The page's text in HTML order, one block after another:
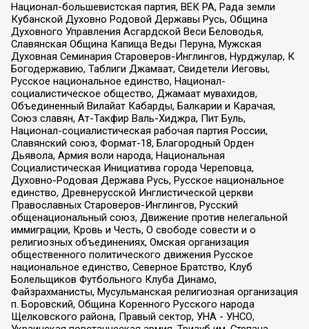
Национал-большевистская партия, ВЕК РА, Рада земли
Кубанской Духовно Родовой Державы Русь, Община
Духовного Управления Асгардской Веси Беловодья,
Славянская Община Капища Веды Перуна, Мужская
Духовная Семинария Староверов-Инглингов, Нурджулар, К
Богодержавию, Таблиги Джамаат, Свидетели Иеговы,
Русское национальное единство, Национал-
социалистическое общество, Джамаат мувахидов,
Объединенный Вилайат Кабарды, Балкарии и Карачая,
Союз славян, Ат-Такфир Валь-Хиджра, Пит Буль,
Национал-социалистическая рабочая партия России,
Славянский союз, Формат-18, Благородный Орден
Дьявола, Армия воли народа, Национальная
Социалистическая Инициатива города Череповца,
Духовно-Родовая Держава Русь, Русское национальное
единство, Древнерусской Инглистической церкви
Православных Староверов-Инглингов, Русский
общенациональный союз, Движение против нелегальной
иммиграции, Кровь и Честь, О свободе совести и о
религиозных объединениях, Омская организация
общественного политического движения Русское
национальное единство, Северное Братство, Клуб
Болельщиков Футбольного Клуба Динамо,
Файзрахманисты, Мусульманская религиозная организация
п. Боровский, Община Коренного Русского народа
Щелковского района, Правый сектор, УНА - УНСО,